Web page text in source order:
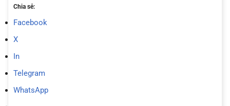
Chia sẻ:
Facebook
X
In
Telegram
WhatsApp